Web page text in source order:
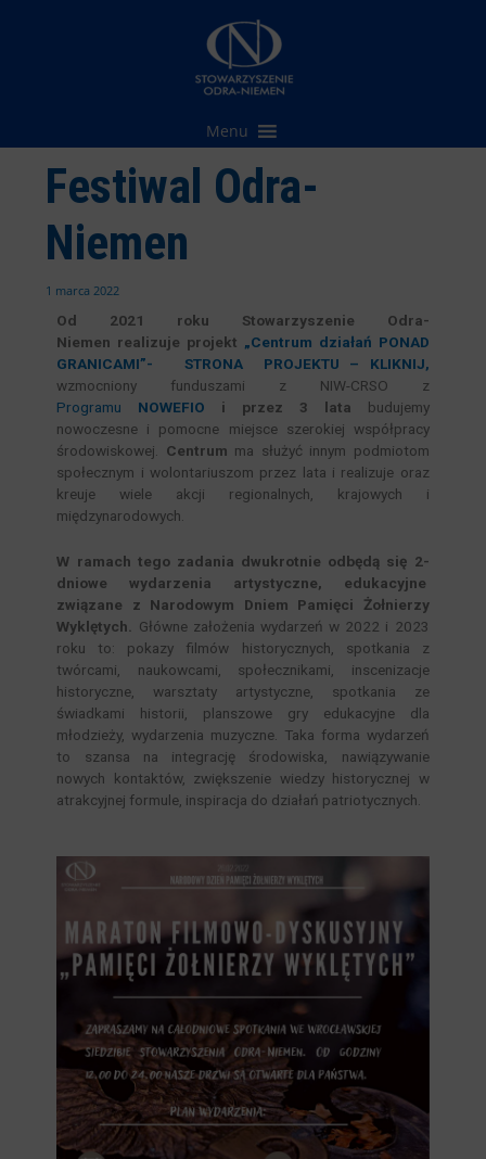
Menu
Festiwal Odra-
Niemen
1 marca 2022
Od 2021
roku Stowarzyszenie Odra-
Niemen realizuje projekt „Centrum działań PONAD
GRANICAMI”- STRONA PROJEKTU – KLIKNIJ,
wzmocniony funduszami z NIW-CRSO z
Programu NOWEFIO i przez 3 lata budujemy
nowoczesne i pomocne miejsce szerokiej współpracy
środowiskowej. Centrum ma służyć innym podmiotom
społecznym i wolontariuszom przez lata i realizuje oraz
kreuje wiele akcji regionalnych, krajowych i
międzynarodowych.
W ramach tego zadania dwukrotnie odbędą się 2-
dniowe wydarzenia artystyczne, edukacyjne
związane z Narodowym Dniem Pamięci Żołnierzy
Wyklętych. Główne założenia wydarzeń w 2022 i 2023
roku to: pokazy filmów historycznych, spotkania z
twórcami, naukowcami, społecznikami, inscenizacje
historyczne, warsztaty artystyczne, spotkania ze
świadkami historii, planszowe gry edukacyjne dla
młodzieży, wydarzenia muzyczne. Taka forma wydarzeń
to szansa na integrację środowiska, nawiązywanie
nowych kontaktów, zwiększenie wiedzy historycznej w
atrakcyjnej formule, inspiracja do działań patriotycznych.